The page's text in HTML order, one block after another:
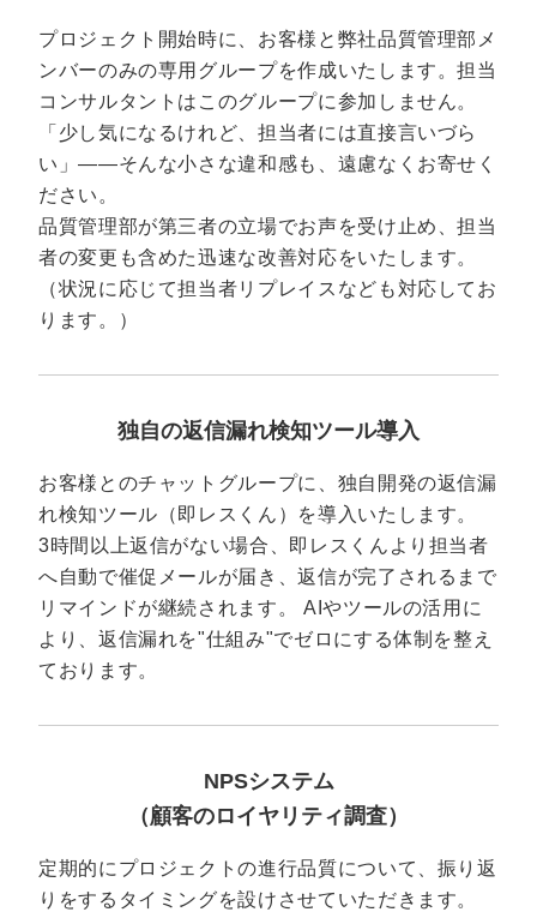
プロジェクト開始時に、お客様と弊社品質管理部メ
ンバーのみの専用グループを作成いたします。担当
コンサルタントはこのグループに参加しません。
「少し気になるけれど、担当者には直接言いづら
い」——そんな小さな違和感も、遠慮なくお寄せく
ださい。
品質管理部が第三者の立場でお声を受け止め、担当
者の変更も含めた迅速な改善対応をいたします。
（状況に応じて担当者リプレイスなども対応してお
ります。）
独自の返信漏れ検知ツール導入
お客様とのチャットグループに、独自開発の返信漏
れ検知ツール（即レスくん）を導入いたします。
3時間以上返信がない場合、即レスくんより担当者
へ自動で催促メールが届き、返信が完了されるまで
リマインドが継続されます。 AIやツールの活用に
より、返信漏れを"仕組み"でゼロにする体制を整え
ております。
NPSシステム
（顧客のロイヤリティ調査）
定期的にプロジェクトの進行品質について、振り返
りをするタイミングを設けさせていただきます。